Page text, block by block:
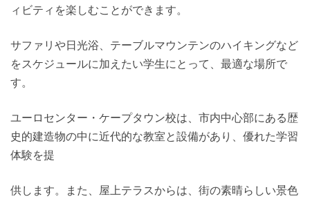
ィビティを楽しむことができます。
サファリや日光浴、テーブルマウンテンのハイキングなど
をスケジュールに加えたい学生にとって、最適な場所で
す。
ユーロセンター・ケープタウン校は、市内中心部にある歴
史的建造物の中に近代的な教室と設備があり、優れた学習
体験を提
供します。また、屋上テラスからは、街の素晴らしい景色